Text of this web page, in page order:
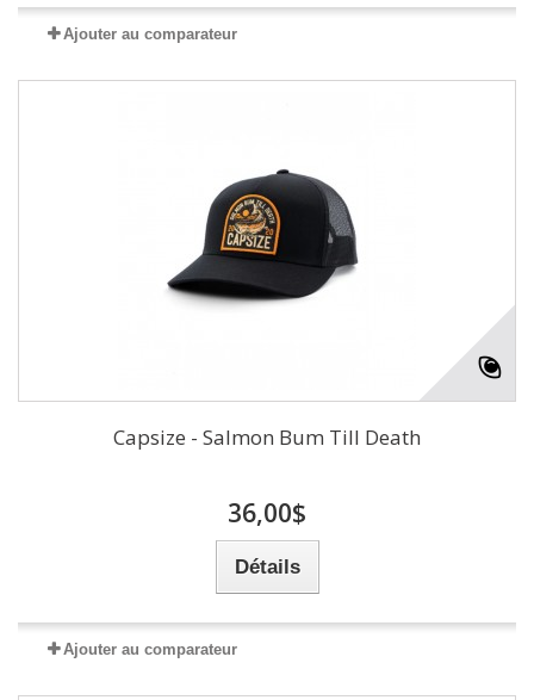
Ajouter au comparateur
Capsize - Salmon Bum Till Death
36,00$
Détails
Ajouter au comparateur